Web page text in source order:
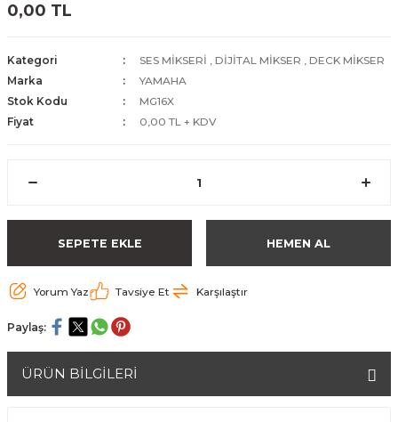
0,00 TL
Kategori SES MİKSERİ , DİJİTAL MİKSER , DECK MİKSER
Marka
YAMAHA
Stok Kodu
MG16X
Fiyat
0,00 TL + KDV
SEPETE EKLE HEMEN AL
Yorum Yaz Tavsiye Et Karşılaştır
Paylaş:
ÜRÜN BİLGİLERİ